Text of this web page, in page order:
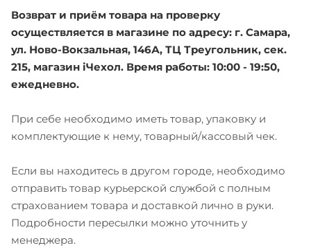
Возврат и приём товара на проверку
осуществляется в магазине по адресу: г. Самара,
ул. Ново-Вокзальная, 146А, ТЦ Треугольник, сек.
215, магазин iЧехол. Время работы: 10:00 - 19:50,
ежедневно.
При себе необходимо иметь товар, упаковку и
комплектующие к нему, товарный/кассовый чек.
Если вы находитесь в другом городе, необходимо
отправить товар курьерской службой с полным
страхованием товара и доставкой лично в руки.
Подробности пересылки можно уточнить у
менеджера.